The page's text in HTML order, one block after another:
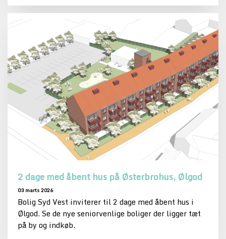
2 dage med åbent hus på Østerbrohus, Ølgod
03 marts 2026
Bolig Syd Vest inviterer til 2 dage med åbent hus i
Ølgod. Se de nye seniorvenlige boliger der ligger tæt
på by og indkøb.